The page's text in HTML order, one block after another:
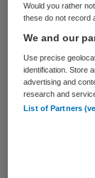
zorgtaken.
Overleg
“Meerdere
gevraagd,
ons te
Would you rather
these do not record
We and our
Use precise
identification. Store
advertising and
research and
List of Partners